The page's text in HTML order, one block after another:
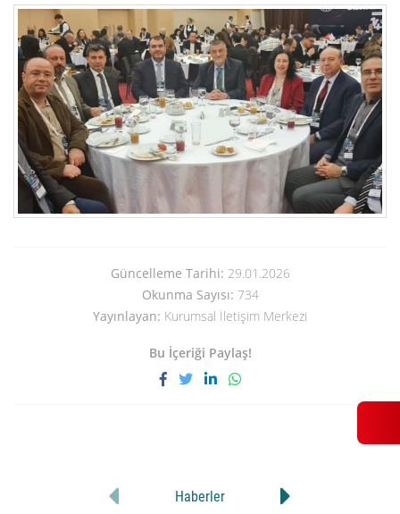
Güncelleme Tarihi: 29.01.2026
Okunma Sayısı: 734
Yayınlayan: Kurumsal İletişim Merkezi
Bu İçeriği Paylaş!
Haberler